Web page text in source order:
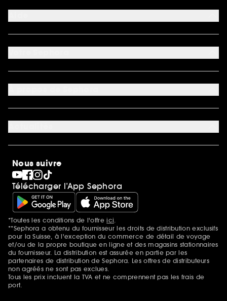
FAQ
Nous contacter
Mon compte
Préférence cookies
Découvrir Sephora
Carrière
SEPHORA Prize
Clean at Sephora
Pride
Nous suivre
Télécharger l’App Sephora
Mentions additionnelles
*Toutes les conditions de l'offreici
**Sephora a obtenu du fournisseur les droits de distribution exclusifs
pour la Suisse, à l'exception du commerce de détail de voyage
et/ou de la propre boutique en ligne et des magasins stationnaires
du fournisseur. La distribution est assurée en partie par les
partenaires de distribution de Sephora. Les offres de distributeurs
non agréés ne sont pas exclues.
Tous les prix incluent la TVA et ne comprennent pas les frais de
port.